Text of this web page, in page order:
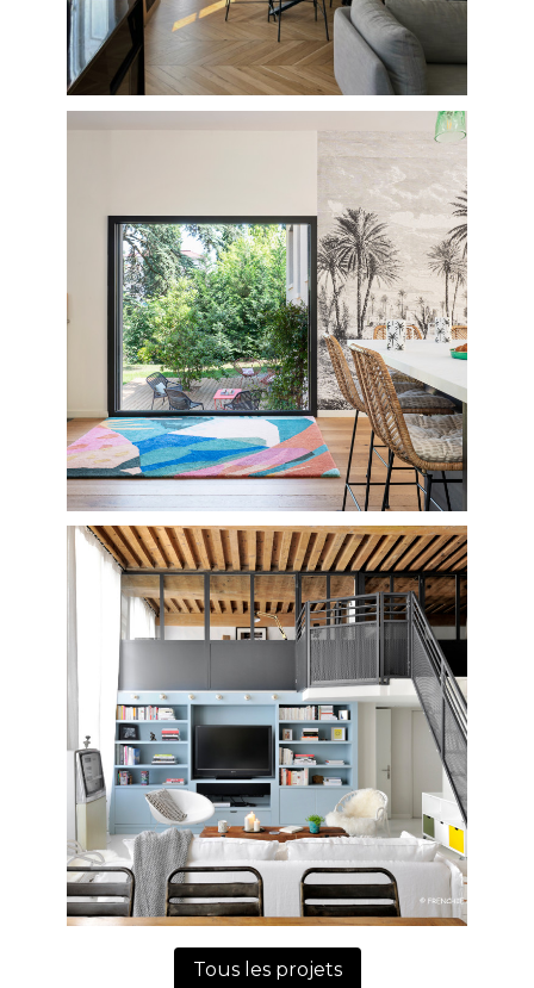
ACCUEIL
RÉALISATIONS
À PROPOS
TÉMOIGNAGES
PRESSE
CONTACT
Tous les projets